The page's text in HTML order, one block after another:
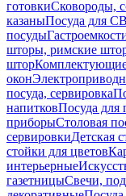
готовкиСковороды,
казаныПосуда для
посуды
шторы, римские
штор
окон
посуда, сервировка
напитковПосуда для
приборыСтоловая
сервировкиДетская
стойки для цветов
интерьерные
газетницыСвечи,